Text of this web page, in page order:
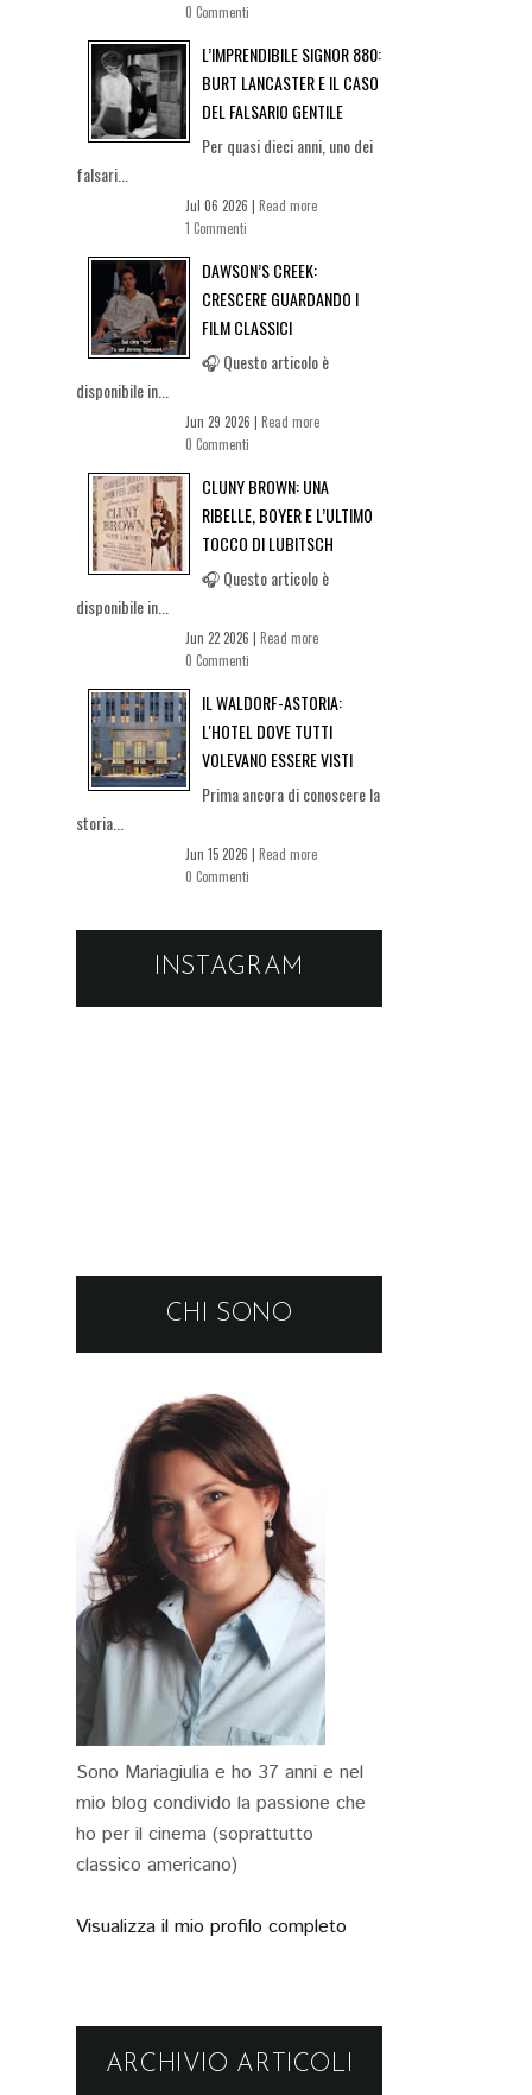
0 Commenti
L’IMPRENDIBILE SIGNOR 880:
BURT LANCASTER E IL CASO
DEL FALSARIO GENTILE
Per quasi dieci anni, uno dei
falsari...
Jul 06 2026 | Read more
1 Commenti
DAWSON’S CREEK:
CRESCERE GUARDANDO I
FILM CLASSICI
🎧 Questo articolo è
disponibile in...
Jun 29 2026 | Read more
0 Commenti
CLUNY BROWN: UNA
RIBELLE, BOYER E L’ULTIMO
TOCCO DI LUBITSCH
🎧 Questo articolo è
disponibile in...
Jun 22 2026 | Read more
0 Commenti
IL WALDORF-ASTORIA:
L'HOTEL DOVE TUTTI
VOLEVANO ESSERE VISTI
Prima ancora di conoscere la
storia...
Jun 15 2026 | Read more
0 Commenti
INSTAGRAM
CHI SONO
Sono Mariagiulia e ho 37 anni e nel
mio blog condivido la passione che
ho per il cinema (soprattutto
classico americano)
Visualizza il mio profilo completo
ARCHIVIO ARTICOLI